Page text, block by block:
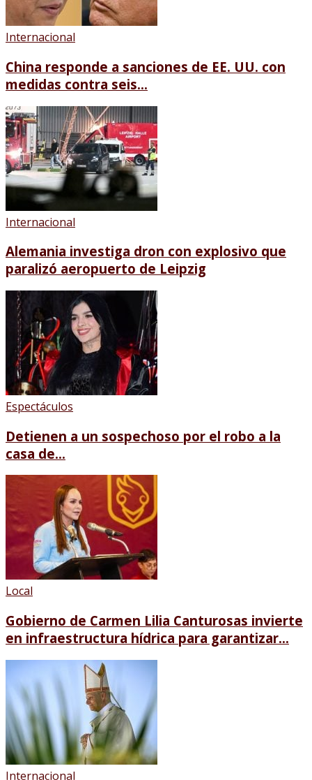
Internacional
China responde a sanciones de EE. UU. con
medidas contra seis...
Internacional
Alemania investiga dron con explosivo que
paralizó aeropuerto de Leipzig
Espectáculos
Detienen a un sospechoso por el robo a la
casa de...
Local
Gobierno de Carmen Lilia Canturosas invierte
en infraestructura hídrica para garantizar...
Internacional